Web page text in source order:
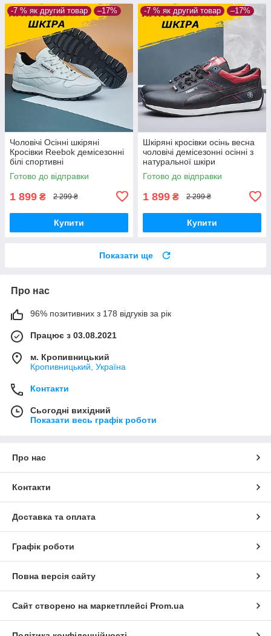
-7 % як другий товар –17%
Чоловічі Осінні шкіряні
Кросівки Reebok демісезонні
білі спортивні
Готово до відправки
1 899 ₴ 2 299 ₴
Купити
-7 % як другий товар –17%
Шкіряні кросівки осінь весна
чоловічі демісезонні осінні з
натуральної шкіри
Готово до відправки
1 899 ₴ 2 299 ₴
Купити
Показати ще
Про нас
96% позитивних з 178 відгуків за рік
Працює з 03.08.2021
м. Кропивницький
Кропивницький, Україна
Контакти
Сьогодні вихідний
Показати весь графік роботи
Про нас
Контакти
Доставка та оплата
Графік роботи
Повна версія сайту
Сайт створено на маркетплейсі Prom.ua